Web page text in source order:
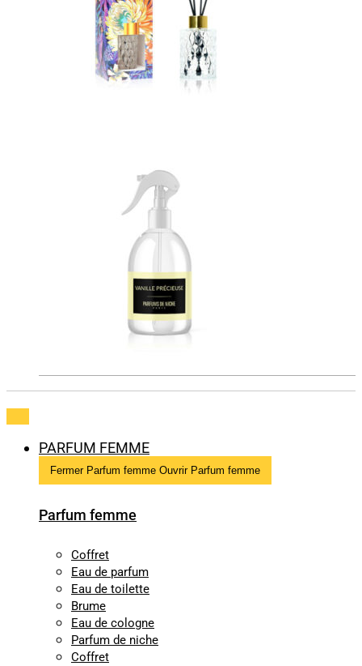
PARFUM FEMME
Fermer Parfum femme Ouvrir Parfum femme
Parfum femme
Coffret
Eau de parfum
Eau de toilette
Brume
Eau de cologne
Parfum de niche
Coffret